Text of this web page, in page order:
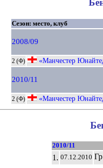
Сезон: место, клуб
2008/09
2 (Ф) «Манчестер
2010/11
2 (Ф) «Манчестер
2010/11
1. 07.12.2010 Гр